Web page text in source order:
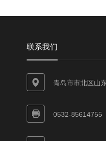
联系我们
青岛市市北区山
0532-85614755